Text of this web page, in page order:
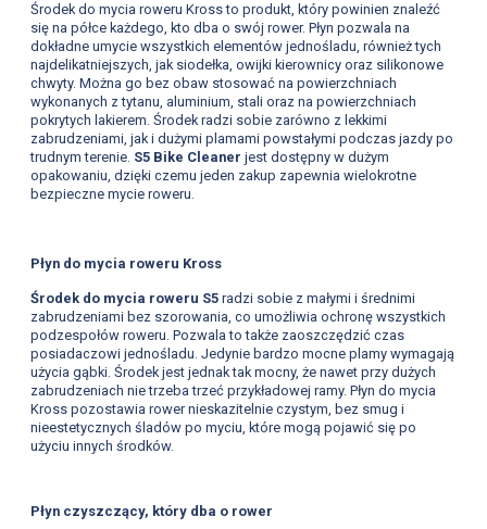
Środek do mycia roweru Kross to produkt, który powinien znaleźć
się na półce każdego, kto dba o swój rower. Płyn pozwala na
dokładne umycie wszystkich elementów jednośladu, również tych
najdelikatniejszych, jak siodełka, owijki kierownicy oraz silikonowe
chwyty. Można go bez obaw stosować na powierzchniach
wykonanych z tytanu, aluminium, stali oraz na powierzchniach
pokrytych lakierem. Środek radzi sobie zarówno z lekkimi
zabrudzeniami, jak i dużymi plamami powstałymi podczas jazdy po
trudnym terenie. S5 Bike Cleaner jest dostępny w dużym
opakowaniu, dzięki czemu jeden zakup zapewnia wielokrotne
bezpieczne mycie roweru.
Płyn do mycia roweru Kross
Środek do mycia roweru S5radzi sobie z małymi i średnimi
zabrudzeniami bez szorowania, co umożliwia ochronę wszystkich
podzespołów roweru. Pozwala to także zaoszczędzić czas
posiadaczowi jednośladu. Jedynie bardzo mocne plamy wymagają
użycia gąbki. Środek jest jednak tak mocny, że nawet przy dużych
zabrudzeniach nie trzeba trzeć przykładowej ramy. Płyn do mycia
Kross pozostawia rower nieskazitelnie czystym, bez smug i
nieestetycznych śladów po myciu, które mogą pojawić się po
użyciu innych środków.
Płyn czyszczący, który dba o rower